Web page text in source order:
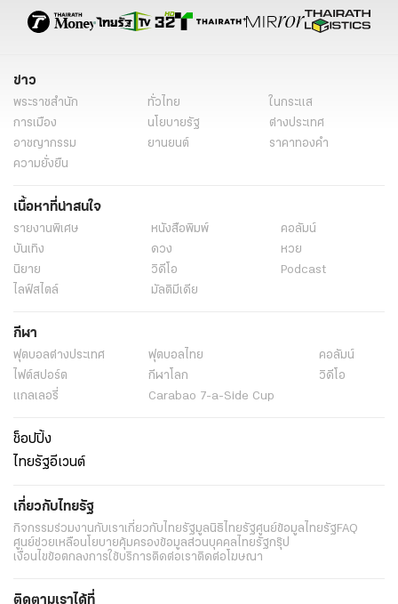
ข่าว
พระราชสำนัก ทั่วไทย
ในกระแส
การเมือง
นโยบายรัฐ
ต่างประเทศ
อาชญากรรม
ยานยนต์
ราคาทองคำ
ความยั่งยืน
เนื้อหาที่น่าสนใจ
รายงานพิเศษ หนังสือพิมพ์
คอลัมน์
บันเทิง
ดวง
หวย
นิยาย
วิดีโอ
Podcast
ไลฟ์สไตล์
มัลติมีเดีย
กีฬา
ฟุตบอลต่่างประเทศ ฟุตบอลไทย
คอลัมน์
ไฟต์สปอร์ต
กีฬาโลก
วิดีโอ
แกลเลอรี่
Carabao 7-a-Side Cup
ช็อปปิ้ง
ไทยรัฐอีเวนต์
เกี่ยวกับไทยรัฐ
กิจกรรมร่วมงานกับเราเกี่ยวกับไทยรัฐมูลนิธิไทยรัฐศูนย์ข้อมูลไทยรัฐFAQ
ศูนย์ช่วยเหลือนโยบายคุ้มครองข้อมูลส่วนบุคคลไทยรัฐกรุ๊ป
เงื่อนไขข้อตกลงการใช้บริการติดต่อเราติดต่อโฆษณา
ติดตามเราได้ที่